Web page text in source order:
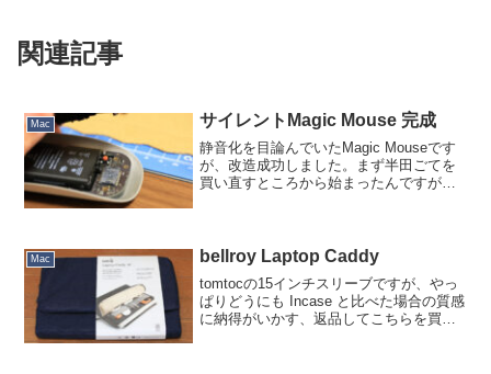
関連記事
Mac サイレントMagic Mouse 完成
静音化を目論んでいたMagic Mouseです
が、改造成功しました。まず半田ごてを
買い直すところから始まったんですが…
（コント...
Mac bellroy Laptop Caddy
tomtocの15インチスリーブですが、やっ
ぱりどうにも Incase と比べた場合の質感
に納得がいかす、返品してこちらを買い